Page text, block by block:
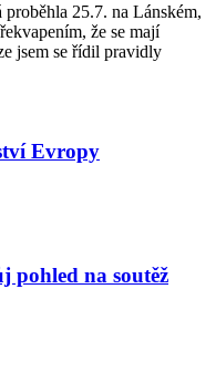
25.7. na Lánském,
že se mají
jsem se řídil pravidly
Evropy
pohled na soutěž